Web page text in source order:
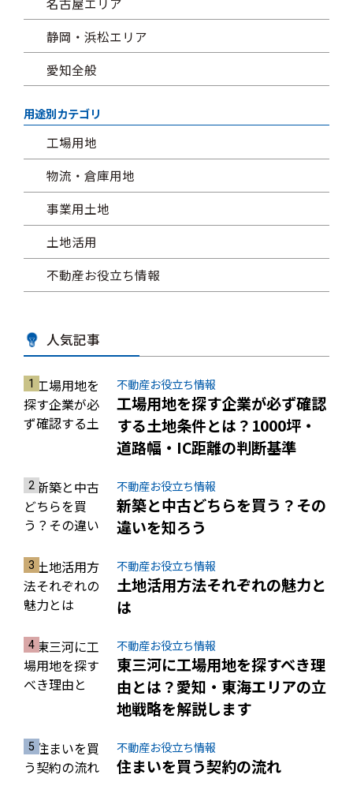
静岡・浜松エリア
愛知全般
用途別カテゴリ
工場用地
物流・倉庫用地
事業用土地
土地活用
不動産お役立ち情報
人気記事
不動産お役立ち情報
工場用地を探す企業が必ず確認
する土地条件とは？1000坪・
道路幅・IC距離の判断基準
不動産お役立ち情報
新築と中古どちらを買う？その
違いを知ろう
不動産お役立ち情報
土地活用方法それぞれの魅力と
は
不動産お役立ち情報
東三河に工場用地を探すべき理
由とは？愛知・東海エリアの立
地戦略を解説します
不動産お役立ち情報
住まいを買う契約の流れ